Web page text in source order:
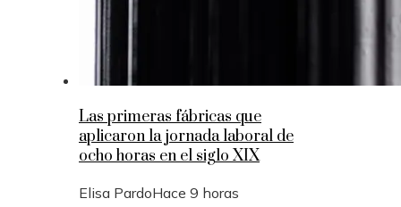
Las primeras fábricas que
aplicaron la jornada laboral de
ocho horas en el siglo XIX
Elisa PardoHace 9 horas